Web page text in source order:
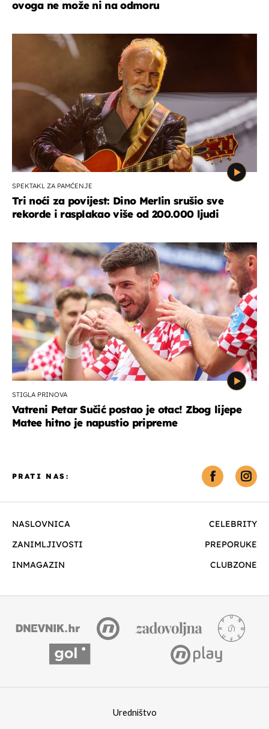
ovoga ne može ni na odmoru
SPEKTAKL ZA PAMĆENJE
Tri noći za povijest: Dino Merlin srušio sve
rekorde i rasplakao više od 200.000 ljudi
STIGLA PRINOVA
Vatreni Petar Sučić postao je otac! Zbog lijepe
Matee hitno je napustio pripreme
NASLOVNICA
CELEBRITY
ZANIMLJIVOSTI
PREPORUKE
INMAGAZIN
CLUBZONE
PRATI NAS:
Uredništvo